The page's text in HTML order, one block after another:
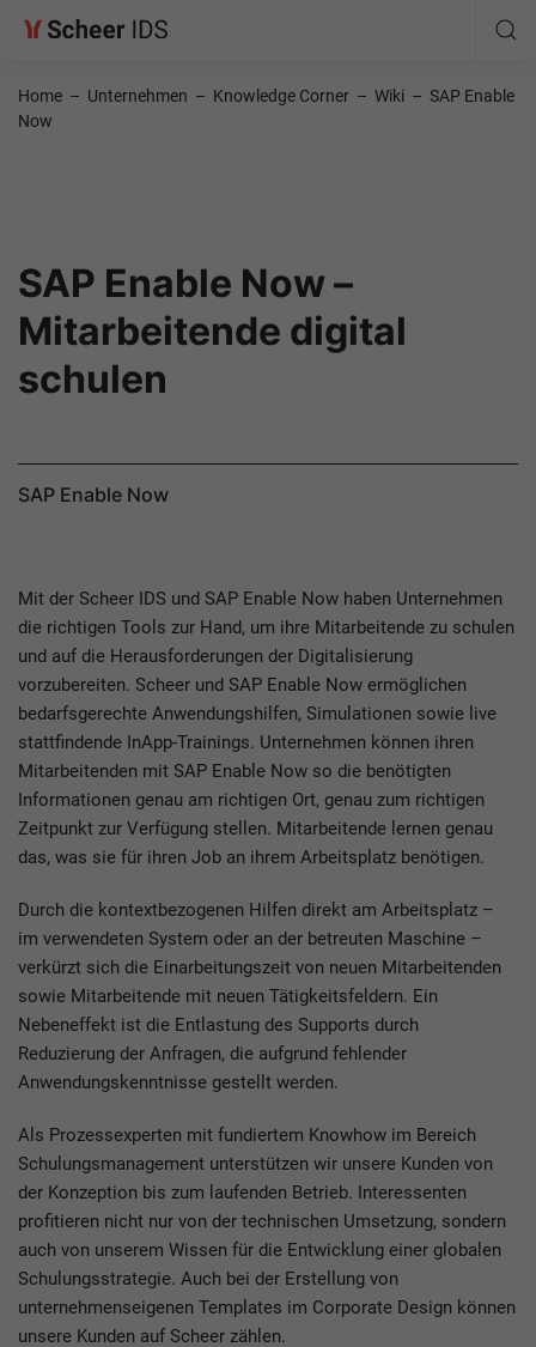
Home – Unternehmen – Knowledge Corner – Wiki – SAP Enable
Now
SAP Enable Now –
Mitarbeitende digital
schulen
SAP Enable Now
Mit der Scheer IDS und SAP Enable Now haben Unternehmen
die richtigen Tools zur Hand, um ihre Mitarbeitende zu schulen
und auf die Herausforderungen der Digitalisierung
vorzubereiten. Scheer und SAP Enable Now ermöglichen
bedarfsgerechte Anwendungshilfen, Simulationen sowie live
stattfindende InApp-Trainings. Unternehmen können ihren
Mitarbeitenden mit SAP Enable Now so die benötigten
Informationen genau am richtigen Ort, genau zum richtigen
Zeitpunkt zur Verfügung stellen. Mitarbeitende lernen genau
das, was sie für ihren Job an ihrem Arbeitsplatz benötigen.
Durch die kontextbezogenen Hilfen direkt am Arbeitsplatz –
im verwendeten System oder an der betreuten Maschine –
verkürzt sich die Einarbeitungszeit von neuen Mitarbeitenden
sowie Mitarbeitende mit neuen Tätigkeitsfeldern. Ein
Nebeneffekt ist die Entlastung des Supports durch
Reduzierung der Anfragen, die aufgrund fehlender
Anwendungskenntnisse gestellt werden.
Als Prozessexperten mit fundiertem Knowhow im Bereich
Schulungsmanagement unterstützen wir unsere Kunden von
der Konzeption bis zum laufenden Betrieb. Interessenten
profitieren nicht nur von der technischen Umsetzung, sondern
auch von unserem Wissen für die Entwicklung einer globalen
Schulungsstrategie. Auch bei der Erstellung von
unternehmenseigenen Templates im Corporate Design können
unsere Kunden auf Scheer zählen.